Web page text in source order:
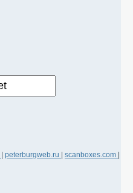
peterburgweb.ru scanboxes.com